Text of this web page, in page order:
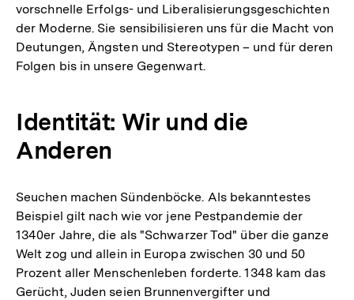
Fußnote
vorschnelle Erfolgs- und Liberalisierungsgeschichten
der Moderne. Sie sensibilisieren uns für die Macht von
Deutungen, Ängsten und Stereotypen – und für deren
Folgen bis in unsere Gegenwart.
Identität: Wir und die
Anderen
Seuchen machen Sündenböcke. Als bekanntestes
Beispiel gilt nach wie vor jene Pestpandemie der
1340er Jahre, die als "Schwarzer Tod" über die ganze
Welt zog und allein in Europa zwischen 30 und 50
Prozent aller Menschenleben forderte. 1348 kam das
Gerücht, Juden seien Brunnenvergifter und